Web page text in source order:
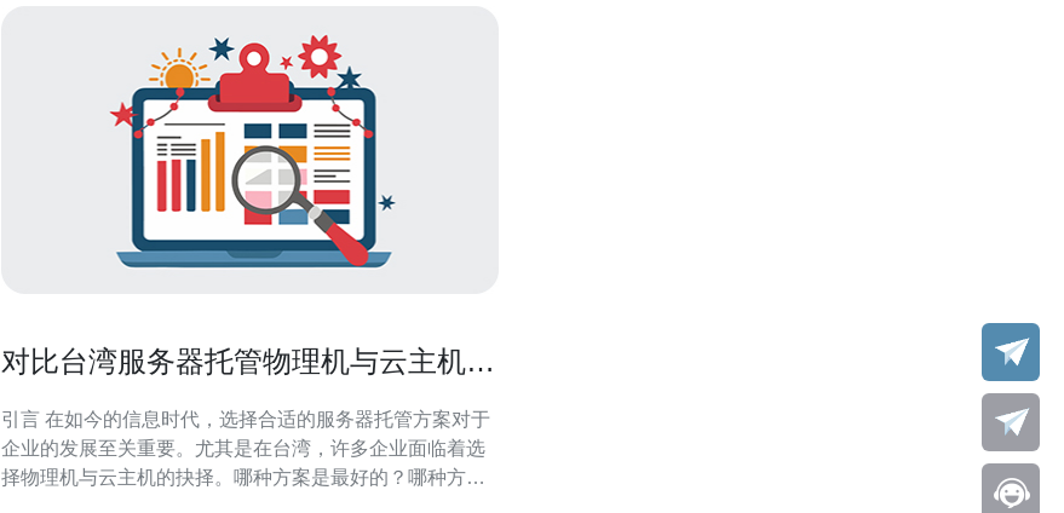
对比台湾服务器托管物理机与云主机的
引言 在如今的信息时代，选择合适的服务器托管方案对于
企业的发展至关重要。尤其是在台湾，许多企业面临着选
择物理机与云主机的抉择。哪种方案是最好的？哪种方案